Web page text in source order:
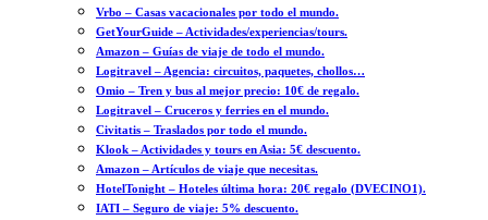
Vrbo – Casas vacacionales por todo el mundo.
GetYourGuide – Actividades/experiencias/tours.
Amazon – Guías de viaje de todo el mundo.
Logitravel – Agencia: circuitos, paquetes, chollos…
Omio – Tren y bus al mejor precio: 10€ de regalo.
Logitravel – Cruceros y ferries en el mundo.
Civitatis – Traslados por todo el mundo.
Klook – Actividades y tours en Asia: 5€ descuento.
Amazon – Artículos de viaje que necesitas.
HotelTonight – Hoteles última hora: 20€ regalo (DVECINO1).
IATI – Seguro de viaje: 5% descuento.